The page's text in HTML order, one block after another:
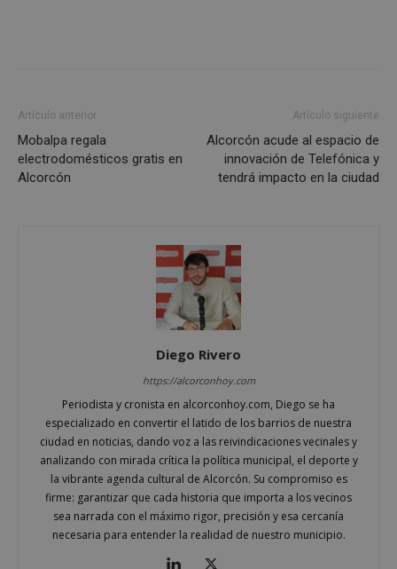
Artículo anterior
Mobalpa regala
electrodomésticos gratis en
Alcorcón
Artículo siguiente
Alcorcón acude al espacio de
innovación de Telefónica y
tendrá impacto en la ciudad
Diego Rivero
https://alcorconhoy.com
Periodista y cronista en alcorconhoy.com, Diego se ha
especializado en convertir el latido de los barrios de nuestra
ciudad en noticias, dando voz a las reivindicaciones vecinales y
analizando con mirada crítica la política municipal, el deporte y
la vibrante agenda cultural de Alcorcón. Su compromiso es
firme: garantizar que cada historia que importa a los vecinos
sea narrada con el máximo rigor, precisión y esa cercanía
necesaria para entender la realidad de nuestro municipio.
VISITOR_PRIVACY_METADATA
YouTube
.youtube.com
5 meses 4
semanas
sp_t
Spotify Inc.
.spotify.com